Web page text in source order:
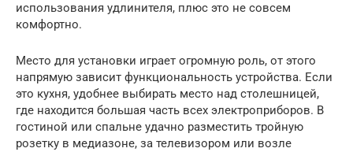
использования удлинителя, плюс это не совсем
комфортно.
Место для установки играет огромную роль, от этого
напрямую зависит функциональность устройства. Если
это кухня, удобнее выбирать место над столешницей,
где находится большая часть всех электроприборов. В
гостиной или спальне удачно разместить тройную
розетку в медиазоне, за телевизором или возле